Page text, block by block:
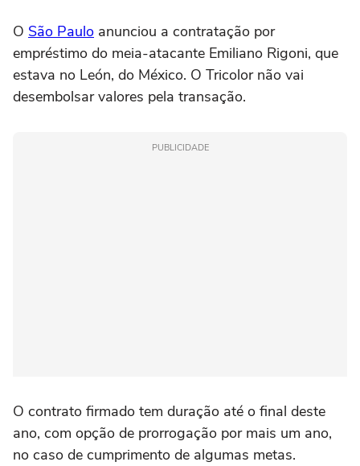
O São Paulo anunciou a contratação por
empréstimo do meia-atacante Emiliano Rigoni, que
estava no León, do México. O Tricolor não vai
desembolsar valores pela transação.
PUBLICIDADE
O contrato firmado tem duração até o final deste
ano, com opção de prorrogação por mais um ano,
no caso de cumprimento de algumas metas.